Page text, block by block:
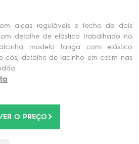
alças reguláveis e fecho de dois
detalhe de elástico trabalhado no
modelo tanga com elástico
cós, detalhe de lacinho em cetim nas
O PREÇO